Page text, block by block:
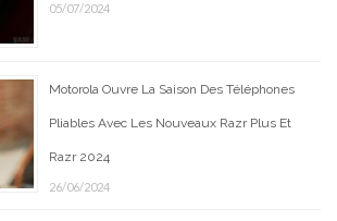
05/07/2024
Motorola Ouvre La Saison Des Téléphones
Pliables Avec Les Nouveaux Razr Plus Et
Razr 2024
26/06/2024